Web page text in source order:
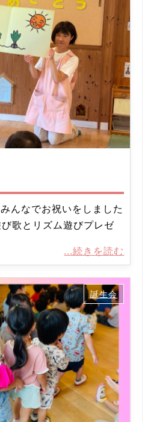
んなでお祝いをしました
歌とリズム遊びプレゼ
...続きを読む
誕生会